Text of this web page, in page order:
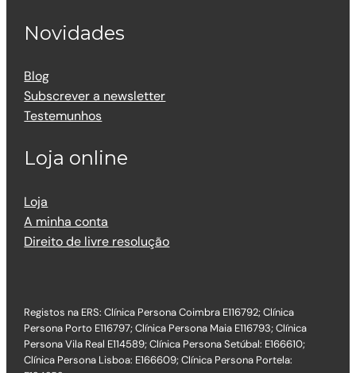
Novidades
Blog
Subscrever a newsletter
Testemunhos
Loja online
Loja
A minha conta
Direito de livre resolução
Registos na ERS: Clínica Persona Coimbra E116792; Clínica
Persona Porto E116797; Clínica Persona Maia E116793; Clínica
Persona Vila Real E114589; Clínica Persona Setúbal: E166610;
Clínica Persona Lisboa: E166609; Clínica Persona Portela: